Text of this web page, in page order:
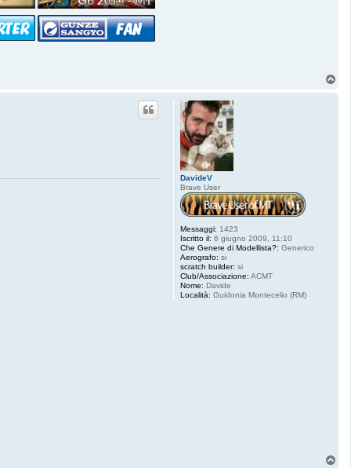
e
r
8
4
DavideV
Brave User
Messaggi: 1423
Iscritto il: 6 giugno 2009, 11:10
Che Genere di Modellista?: Generico
Aerografo: si
scratch builder: si
Club/Associazione: ACMT
Nome: Davide
Località: Guidonia Montecelio (RM)